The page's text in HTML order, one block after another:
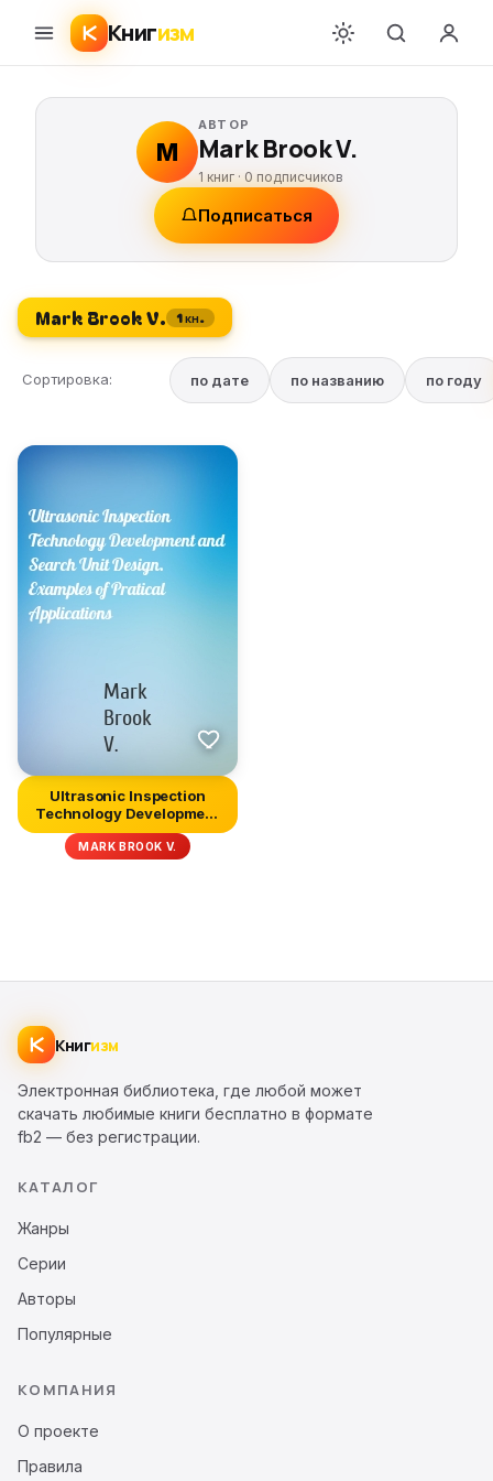
Книгизм
M
АВТОР
Mark Brook V.
1 книг · 0 подписчиков
Подписаться
Mark Brook V. 1 кн.
Сортировка: по дате по названию по году
Ultrasonic Inspection
Technology Development
and S...
MARK BROOK V.
Книгизм
Электронная библиотека, где любой может
скачать любимые книги бесплатно в формате
fb2 — без регистрации.
КАТАЛОГ
Жанры
Серии
Авторы
Популярные
КОМПАНИЯ
О проекте
Правила